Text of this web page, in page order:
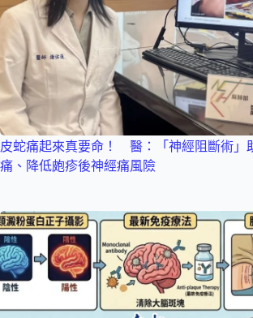
皮蛇痛起來真要命！ 醫：「神經阻斷術」
痛、降低皰疹後神經痛風險